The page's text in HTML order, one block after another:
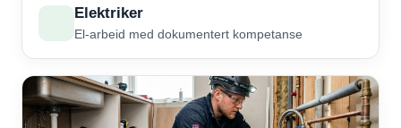
Elektriker
El-arbeid med dokumentert kompetanse